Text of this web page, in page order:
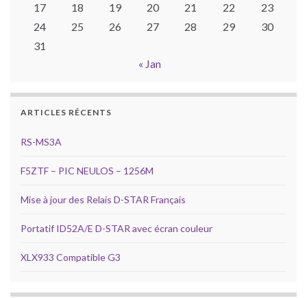
17
18 19 20 21 22
23
24
25 26 27 28 29
30
31
« Jan
ARTICLES RÉCENTS
RS-MS3A
F5ZTF – PIC NEULOS – 1256M
Mise à jour des Relais D-STAR Français
Portatif ID52A/E D-STAR avec écran couleur
XLX933 Compatible G3